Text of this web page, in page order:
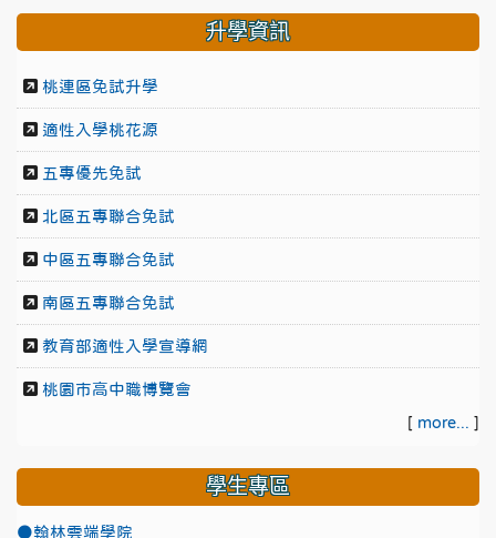
升學資訊
桃連區免試升學
適性入學桃花源
五專優先免試
北區五專聯合免試
中區五專聯合免試
南區五專聯合免試
教育部適性入學宣導網
桃園市高中職博覽會
[ more... ]
學生專區
●翰林雲端學院